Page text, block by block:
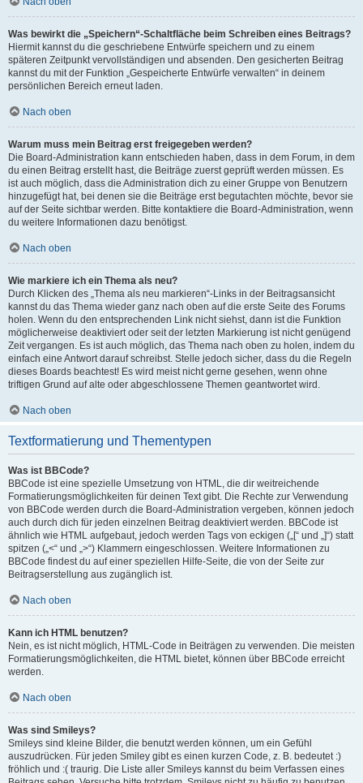
Was bewirkt die „Speichern“-Schaltfläche beim Schreiben eines Beitrags?
Hiermit kannst du die geschriebene Entwürfe speichern und zu einem
späteren Zeitpunkt vervollständigen und absenden. Den gesicherten Beitrag
kannst du mit der Funktion „Gespeicherte Entwürfe verwalten“ in deinem
persönlichen Bereich erneut laden.
Nach oben
Warum muss mein Beitrag erst freigegeben werden?
Die Board-Administration kann entschieden haben, dass in dem Forum, in dem
du einen Beitrag erstellt hast, die Beiträge zuerst geprüft werden müssen. Es
ist auch möglich, dass die Administration dich zu einer Gruppe von Benutzern
hinzugefügt hat, bei denen sie die Beiträge erst begutachten möchte, bevor sie
auf der Seite sichtbar werden. Bitte kontaktiere die Board-Administration, wenn
du weitere Informationen dazu benötigst.
Nach oben
Wie markiere ich ein Thema als neu?
Durch Klicken des „Thema als neu markieren“-Links in der Beitragsansicht
kannst du das Thema wieder ganz nach oben auf die erste Seite des Forums
holen. Wenn du den entsprechenden Link nicht siehst, dann ist die Funktion
möglicherweise deaktiviert oder seit der letzten Markierung ist nicht genügend
Zeit vergangen. Es ist auch möglich, das Thema nach oben zu holen, indem du
einfach eine Antwort darauf schreibst. Stelle jedoch sicher, dass du die Regeln
dieses Boards beachtest! Es wird meist nicht gerne gesehen, wenn ohne
triftigen Grund auf alte oder abgeschlossene Themen geantwortet wird.
Nach oben
Textformatierung und Thementypen
Was ist BBCode?
BBCode ist eine spezielle Umsetzung von HTML, die dir weitreichende
Formatierungsmöglichkeiten für deinen Text gibt. Die Rechte zur Verwendung
von BBCode werden durch die Board-Administration vergeben, können jedoch
auch durch dich für jeden einzelnen Beitrag deaktiviert werden. BBCode ist
ähnlich wie HTML aufgebaut, jedoch werden Tags von eckigen („[“ und „]“) statt
spitzen („<“ und „>“) Klammern eingeschlossen. Weitere Informationen zu
BBCode findest du auf einer speziellen Hilfe-Seite, die von der Seite zur
Beitragserstellung aus zugänglich ist.
Nach oben
Kann ich HTML benutzen?
Nein, es ist nicht möglich, HTML-Code in Beiträgen zu verwenden. Die meisten
Formatierungsmöglichkeiten, die HTML bietet, können über BBCode erreicht
werden.
Nach oben
Was sind Smileys?
Smileys sind kleine Bilder, die benutzt werden können, um ein Gefühl
auszudrücken. Für jeden Smiley gibt es einen kurzen Code, z. B. bedeutet :)
fröhlich und :( traurig. Die Liste aller Smileys kannst du beim Verfassen eines